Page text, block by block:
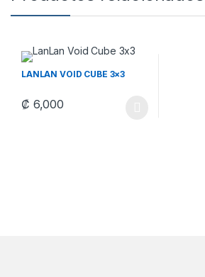
LANLAN VOID CUBE 3×3
₡ 6,000